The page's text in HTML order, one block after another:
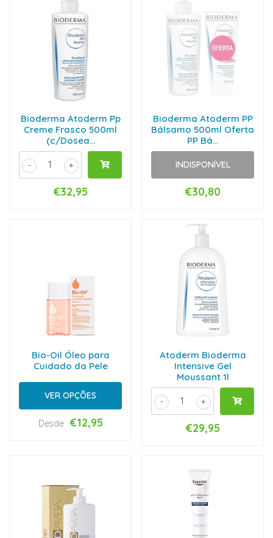
Bioderma Atoderm Pp
Creme Frasco 500ml
(c/Dosea...
+
-
€32,95
Bioderma Atoderm PP
Bálsamo 500ml Oferta
PP Bá...
INDISPONÍVEL
€30,80
Bio-Oil Óleo para
Cuidado da Pele
VER OPÇÕES
Desde €12,95
Atoderm Bioderma
Intensive Gel
Moussant 1l
+
-
€29,95